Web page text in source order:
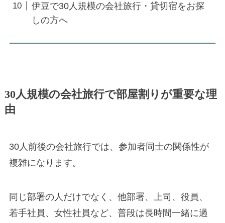
伊豆で30人規模の会社旅行・貸切宿をお探
しの方へ
30人規模の会社旅行で部屋割りが重要な理
由
30人前後の会社旅行では、参加者同士の関係性が
複雑になります。
同じ部署の人だけでなく、他部署、上司、役員、
若手社員、女性社員など、普段は長時間一緒に過